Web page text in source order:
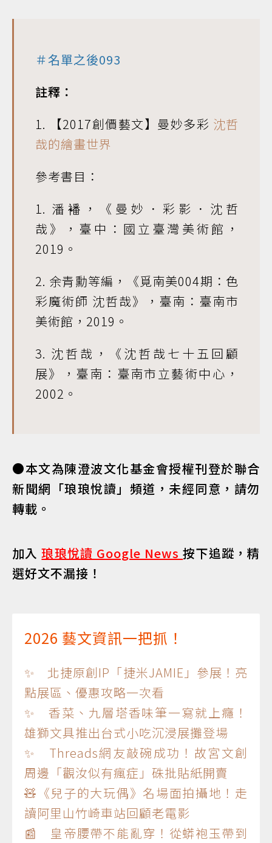
＃名單之後093
註釋：
1. 【2017創價藝文】曼妙多彩 沈哲
哉的繪畫世界
參考書目：
1. 潘襎，《曼妙．彩影．沈哲
哉》，臺中：國立臺灣美術館，
2019。
2. 余青勳等編，《覓南美004期：色
彩魔術師 沈哲哉》，臺南：臺南市
美術館，2019。
3. 沈哲哉，《沈哲哉七十五回顧
展》，臺南：臺南市立藝術中心，
2002。
●本文為陳澄波文化基金會授權刊登於聯合
新聞網「琅琅悅讀」頻道，未經同意，請勿
轉載。
加入琅琅悅讀 Google News按下追蹤，精
選好文不漏接！
2026 藝文資訊一把抓！
✨ 北捷原創IP「捷米JAMIE」參展！亮
點展區、優惠攻略一次看
✨ 香菜、九層塔香味筆一寫就上癮！
雄獅文具推出台式小吃沉浸展攤登場
✨ Threads網友敲碗成功！故宮文創
周邊「觀汝似有瘋症」硃批貼紙開賣
🧸《兒子的大玩偶》名場面拍攝地！走
讀阿里山竹崎車站回顧老電影
📰 皇帝腰帶不能亂穿！從蟒袍玉帶到